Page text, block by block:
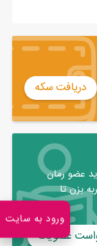
دریافت سکه
عضو رمان
بزن تا
عضویت
ورود به سایت